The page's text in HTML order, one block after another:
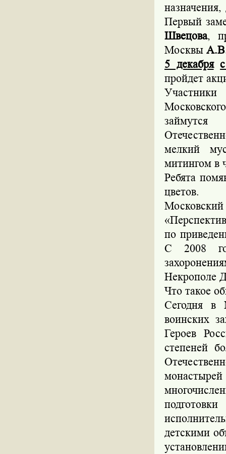
Первый
Швецова,
Москвы
5 декабря
пройдет
Участники
займутся
мелкий
митингом в
Ребята
цветов.
по
С 2008
Некрополе
Что такое
Сегодня в
воинских
Героев
степеней
детскими